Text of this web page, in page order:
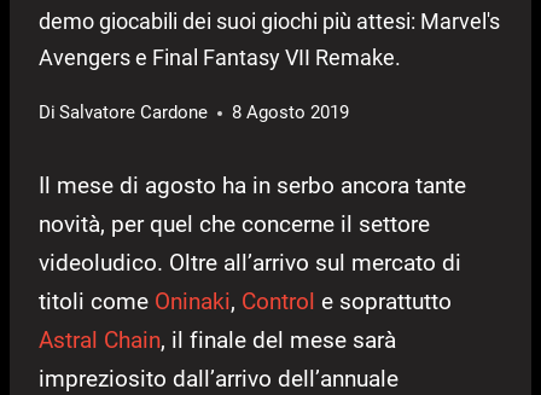
demo giocabili dei suoi giochi più attesi: Marvel's
Avengers e Final Fantasy VII Remake.
Di Salvatore Cardone 8 Agosto 2019
Il mese di agosto ha in serbo ancora tante
novità, per quel che concerne il settore
videoludico. Oltre all’arrivo sul mercato di
titoli come Oninaki, Control e soprattutto
Astral Chain, il finale del mese sarà
impreziosito dall’arrivo dell’annuale